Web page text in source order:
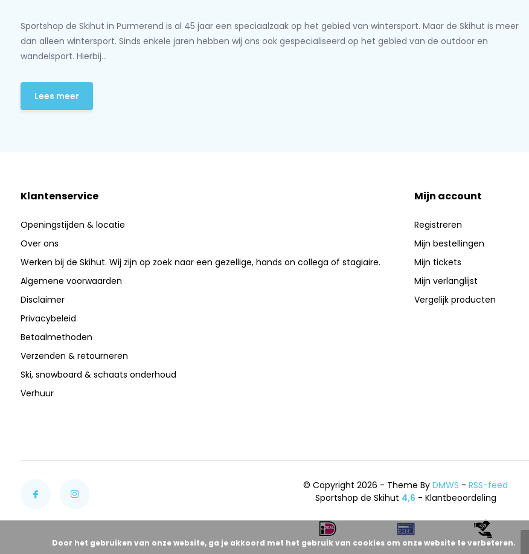
Sportshop de Skihut in Purmerend is al 45 jaar een speciaalzaak op het gebied van wintersport. Maar de Skihut is meer
dan alleen wintersport. Sinds enkele jaren hebben wij ons ook gespecialiseerd op het gebied van de outdoor en
wandelsport. Hierbij...
Lees meer
Klantenservice
Openingstijden & locatie
Over ons
Werken bij de Skihut. Wij zijn op zoek naar een gezellige, hands on collega of stagiaire.
Algemene voorwaarden
Disclaimer
Privacybeleid
Betaalmethoden
Verzenden & retourneren
Ski, snowboard & schaats onderhoud
Verhuur
Mijn account
Registreren
Mijn bestellingen
Mijn tickets
Mijn verlanglijst
Vergelijk producten
© Copyright 2026 - Theme ByDMWS -RSS-feed
Sportshop de Skihut 4,6 - Klantbeoordeling
Door het gebruiken van onze website, ga je akkoord met het gebruik van cookies om onze website te verbeteren.